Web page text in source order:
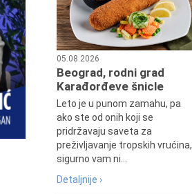
05.08.2026
Beograd, rodni grad
Karađorđeve šnicle
Leto je u punom zamahu, pa
ako ste od onih koji se
pridržavaju saveta za
preživljavanje tropskih vrućina,
sigurno vam ni...
Detaljnije ›